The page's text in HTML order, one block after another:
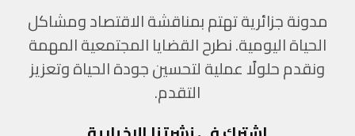
مدونة جزائرية تهتم بمناقشة الاقتصاد ومشاكل
الحياة اليومية. نطرح القضايا المجتمعية المهمة
ونقدم حلولًا عملية لتحسين جودة الحياة وتعزيز
التقدم.